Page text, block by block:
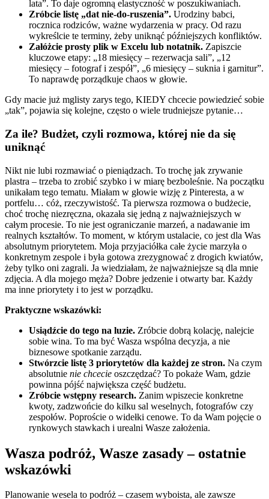
lata”. To daje ogromną elastyczność w poszukiwaniach.
Zróbcie listę „dat nie-do-ruszenia”. Urodziny babci,
rocznica rodziców, ważne wydarzenia w pracy. Od razu
wykreślcie te terminy, żeby uniknąć późniejszych konfliktów.
Załóżcie prosty plik w Excelu lub notatnik. Zapiszcie
kluczowe etapy: „18 miesięcy – rezerwacja sali”, „12
miesięcy – fotograf i zespół”, „6 miesięcy – suknia i garnitur”.
To naprawdę porządkuje chaos w głowie.
Gdy macie już mglisty zarys tego, KIEDY chcecie powiedzieć sobie
„tak”, pojawia się kolejne, często o wiele trudniejsze pytanie…
Za ile? Budżet, czyli rozmowa, której nie da się
uniknąć
Nikt nie lubi rozmawiać o pieniądzach. To trochę jak zrywanie
plastra – trzeba to zrobić szybko i w miarę bezboleśnie. Na początku
unikałam tego tematu. Miałam w głowie wizję z Pinteresta, a w
portfelu… cóż, rzeczywistość. Ta pierwsza rozmowa o budżecie,
choć trochę niezręczna, okazała się jedną z najważniejszych w
całym procesie. To nie jest ograniczanie marzeń, a nadawanie im
realnych kształtów. To moment, w którym ustalacie, co jest dla Was
absolutnym priorytetem. Moja przyjaciółka całe życie marzyła o
konkretnym zespole i była gotowa zrezygnować z drogich kwiatów,
żeby tylko oni zagrali. Ja wiedziałam, że najważniejsze są dla mnie
zdjęcia. A dla mojego męża? Dobre jedzenie i otwarty bar. Każdy
ma inne priorytety i to jest w porządku.
Praktyczne wskazówki:
Usiądźcie do tego na luzie. Zróbcie dobrą kolację, nalejcie
sobie wina. To ma być Wasza wspólna decyzja, a nie
biznesowe spotkanie zarządu.
Stwórzcie listę 3 priorytetów dla każdej ze stron. Na czym
absolutnie nie chcecie oszczędzać? To pokaże Wam, gdzie
powinna pójść największa część budżetu.
Zróbcie wstępny research. Zanim wpiszecie konkretne
kwoty, zadzwońcie do kilku sal weselnych, fotografów czy
zespołów. Poproście o widełki cenowe. To da Wam pojęcie o
rynkowych stawkach i urealni Wasze założenia.
Wasza podróż, Wasze zasady – ostatnie
wskazówki
Planowanie wesela to podróż – czasem wyboista, ale zawsze